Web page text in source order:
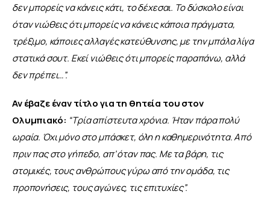
δεν μπορείς να κάνεις κάτι, το δέχεσαι. Το δύσκολο είναι
όταν νιώθεις ότι μπορείς να κάνεις κάποια πράγματα,
τρέξιμο, κάποιες αλλαγές κατεύθυνσης, με την μπάλα λίγα
στατικά σουτ. Εκεί νιώθεις ότι μπορείς παραπάνω, αλλά
δεν πρέπει…”.
Αν έβαζε έναν τίτλο για τη θητεία του στον
Ολυμπιακό: “Τρία απίστευτα χρόνια. Ήταν πάρα πολύ
ωραία. Όχι μόνο στο μπάσκετ, όλη η καθημερινότητα. Από
πριν πας στο γήπεδο, απ’ όταν πας. Με τα βάρη, τις
ατομικές, τους ανθρώπους γύρω από την ομάδα, τις
προπονήσεις, τους αγώνες, τις επιτυχίες”.